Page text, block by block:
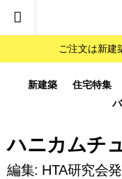
ご注文は新建
新建築 住宅特集
ハニカムチ
編集: HTA研究会